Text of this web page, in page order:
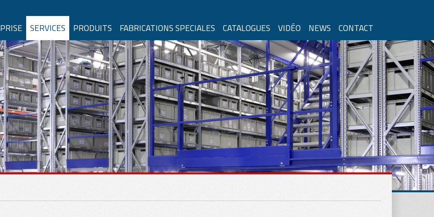
SERVICES PRODUITS FABRICATIONS SPECIALES CATALOGUES VIDÉO NEWS CONTACT
DE LEVAGE
Grue à Flèche
Palonniers de Levage